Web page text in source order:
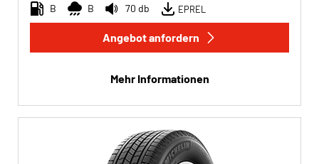
B B 70 db EPREL
Angebot anfordern
Mehr Informationen